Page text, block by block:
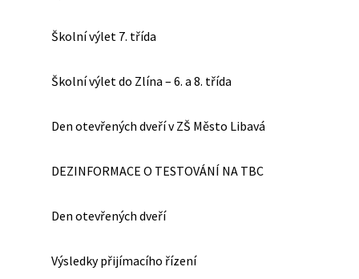
Školní výlet 7. třída
Školní výlet do Zlína – 6. a 8. třída
Den otevřených dveří v ZŠ Město Libavá
DEZINFORMACE O TESTOVÁNÍ NA TBC
Den otevřených dveří
Výsledky přijímacího řízení